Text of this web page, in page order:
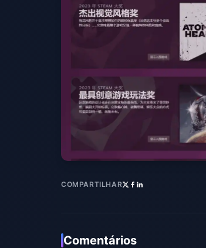
COMPARTILHAR
Comentários